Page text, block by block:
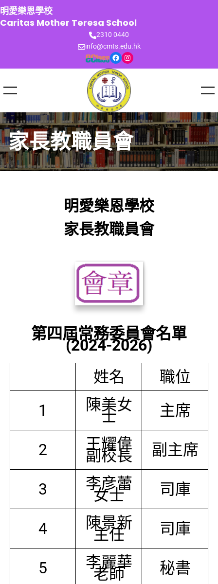
跳
至
主
明愛樂恩學校
Caritas Mother Teresa School
2310 0440
info@cmts.edu.hk
Facebook Instagram
家長教職員會
明愛樂恩學校
家長教職員會
第四屆常務委員會名單
(2024-2026)
姓名
職位
1
陳美女
士 主席
2 王耀偉
副校長 副主席
3 李彦蕾
女士 司庫
4 陳景新
主任 司庫
5 李麗華
老師 秘書